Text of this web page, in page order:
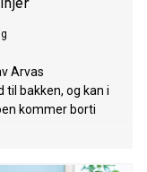
Arvas
til bakken, og kan i
kommer borti